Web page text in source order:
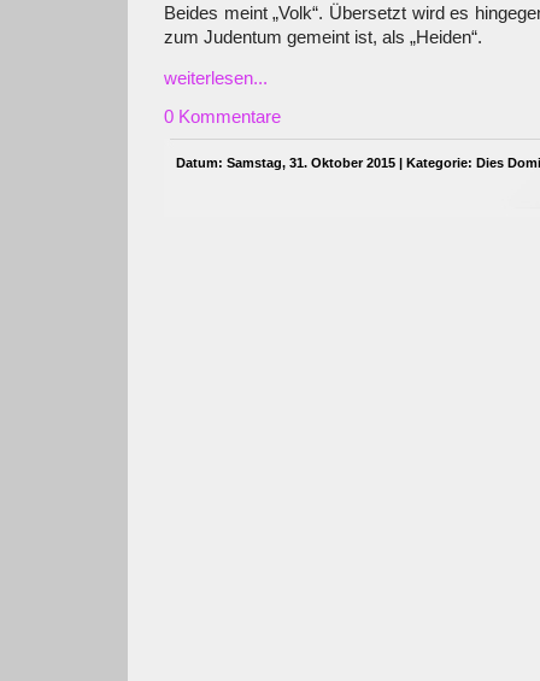
Beides meint „Volk“. Übersetzt wird es
zum Judentum gemeint ist, als „Heiden“.
weiterlesen...
0 Kommentare
Datum: Samstag, 31. Oktober 2015 | Kategorie: Dies